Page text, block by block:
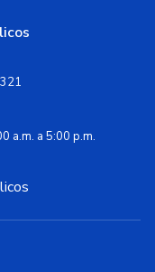
a.m. a 5:00 p.m.